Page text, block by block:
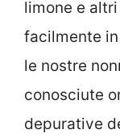
limone e
facilmente
le nostre
conosciute
depurative